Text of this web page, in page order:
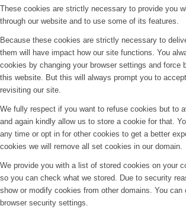
These cookies are strictly necessary to provide you
through our website and to use some of its features.
Because these cookies are strictly necessary to
them will have impact how our site functions. You
cookies by changing your browser settings and force
this website. But this will always prompt you to
revisiting our site.
We fully respect if you want to refuse cookies but to
and again kindly allow us to store a cookie for that.
any time or opt in for other cookies to get a better
cookies we will remove all set cookies in our domain.
We provide you with a list of stored cookies on your
so you can check what we stored. Due to security
show or modify cookies from other domains. You
browser security settings.